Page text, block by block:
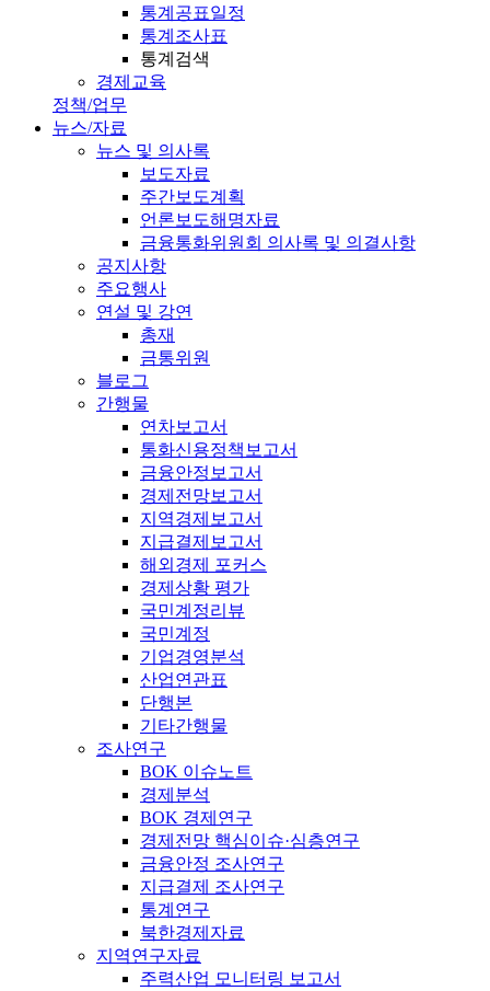
통계공표일정
통계조사표
통계검색
경제교육
정책/업무
뉴스/자료
뉴스 및 의사록
보도자료
주간보도계획
언론보도해명자료
금융통화위원회 의사록 및 의결사항
공지사항
주요행사
연설 및 강연
총재
금통위원
블로그
간행물
연차보고서
통화신용정책보고서
금융안정보고서
경제전망보고서
지역경제보고서
지급결제보고서
해외경제 포커스
경제상황 평가
국민계정리뷰
국민계정
기업경영분석
산업연관표
단행본
기타간행물
조사연구
BOK 이슈노트
경제분석
BOK 경제연구
경제전망 핵심이슈·심층연구
금융안정 조사연구
지급결제 조사연구
통계연구
북한경제자료
지역연구자료
주력산업 모니터링 보고서